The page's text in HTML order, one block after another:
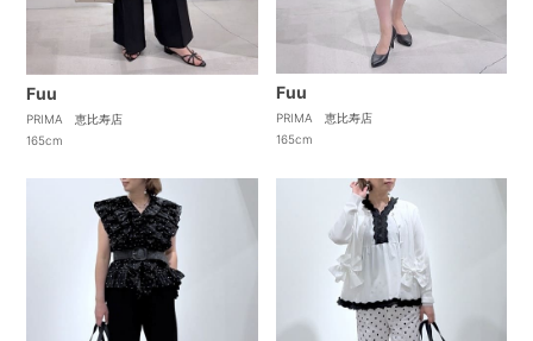
Fuu
PRIMA 恵比寿店
165cm
Fuu
PRIMA 恵比寿店
165cm